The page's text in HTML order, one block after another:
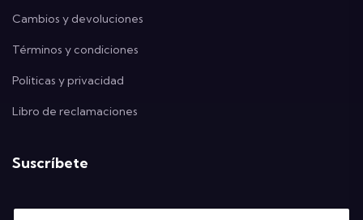
Cambios y devoluciones
Términos y condiciones
Politicas y privacidad
Libro de reclamaciones
Suscríbete